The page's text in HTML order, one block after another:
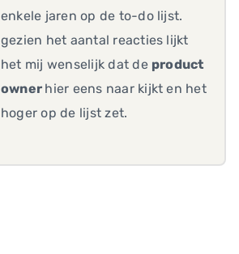
enkele jaren op de to-do lijst.
gezien het aantal reacties lijkt
het mij wenselijk dat de product
owner hier eens naar kijkt en het
hoger op de lijst zet.